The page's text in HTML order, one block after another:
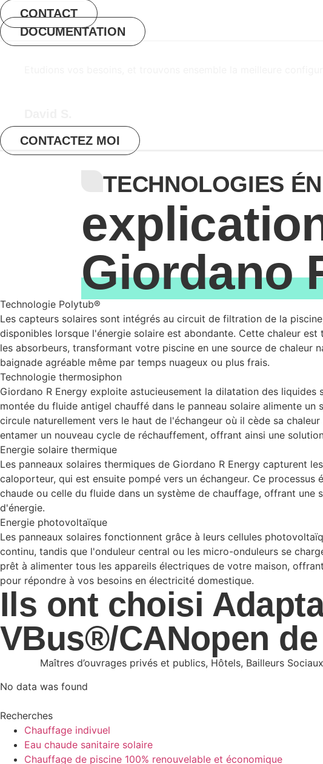
CONTACT
DOCUMENTATION
CONTACTEZ MOI
TECHNOLOGIES
Giordano
Technologie Polytub®
Les capteurs solaires sont intégrés au circuit de filtration de la
disponibles lorsque l'énergie solaire est abondante. Cette chaleur
les absorbeurs, transformant votre piscine en une source de chaleur
baignade agréable même par temps nuageux ou plus frais.
Technologie thermosiphon
Giordano R Energy exploite astucieusement la dilatation des
montée du fluide antigel chauffé dans le panneau solaire alimente
circule naturellement vers le haut de l'échangeur où il cède sa
entamer un nouveau cycle de réchauffement, offrant ainsi une
Energie solaire thermique
Les panneaux solaires thermiques de Giordano R Energy capturent
caloporteur, qui est ensuite pompé vers un échangeur. Ce processus
chaude ou celle du fluide dans un système de chauffage, offrant
d'énergie.
Energie photovoltaïque
Les panneaux solaires fonctionnent grâce à leurs cellules
continu, tandis que l'onduleur central ou les micro-onduleurs se
prêt à alimenter tous les appareils électriques de votre maison,
pour répondre à vos besoins en électricité domestique.
Ils ont choisi
VBus®/CANopen
Maîtres d’ouvrages privés et publics, Hôtels, Bailleurs
No data was found
Recherches
Chauffage indivuel
Eau chaude sanitaire solaire
Chauffage de piscine 100% renouvelable et économique